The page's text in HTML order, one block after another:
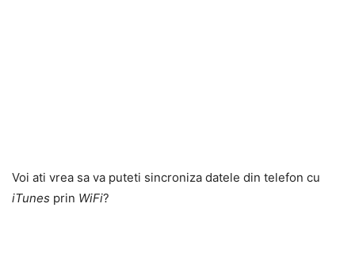
Voi ati vrea sa va puteti sincroniza datele din telefon cu
iTunes prin WiFi?